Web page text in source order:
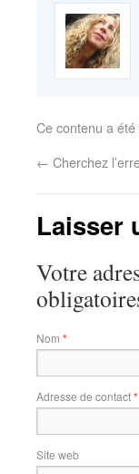
Ce contenu a
← Cherchez
Laisser
Votre
Nom *
Adresse de contact*
Site web